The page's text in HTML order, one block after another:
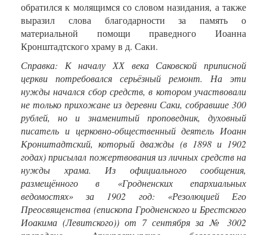
обратился к молящимся со словом назидания, а также
выразил слова благодарности за память о
материальной помощи праведного Иоанна
Кронштадтского храму в д. Саки.
Справка: К началу ХХ века Саковской приписной
церкви потребовался серьёзный ремонт. На эти
нужды начался сбор средств, в котором участвовали
не только прихожане из деревни Саки, собравшие 300
рублей, но и знаменитый проповедник, духовный
писатель и церковно-общественный деятель Иоанн
Кронштадтский, который дважды (в 1898 и 1902
годах) присылал пожертвования из личных средств на
нужды храма. Из официального сообщения,
размещённого в «Гродненских епархиальных
ведомостях» за 1902 год: «Резолюцией Его
Преосвященства (епископа Гродненского и Брестского
Иоакима (Левитского)) от 7 сентября за № 3002